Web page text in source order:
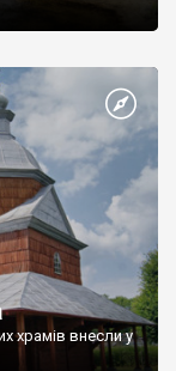
храмів внесли у